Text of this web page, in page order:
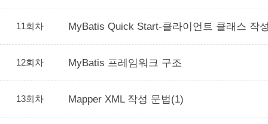
11회차 MyBatis Quick Start-클라이언트 클래스 작
12회차 MyBatis 프레임워크 구조
13회차 Mapper XML 작성 문법(1)